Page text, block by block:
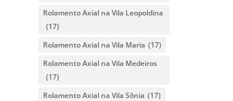
Rolamento Axial na Vila Leopoldina
(17)
Rolamento Axial na Vila Maria (17)
Rolamento Axial na Vila Medeiros
(17)
Rolamento Axial na Vila Sônia (17)